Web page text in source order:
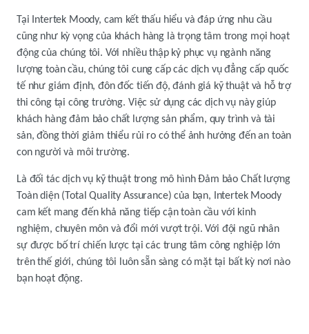
Tại Intertek Moody, cam kết thấu hiểu và đáp ứng nhu cầu
cũng như kỳ vọng của khách hàng là trọng tâm trong mọi hoạt
động của chúng tôi. Với nhiều thập kỷ phục vụ ngành năng
lượng toàn cầu, chúng tôi cung cấp các dịch vụ đẳng cấp quốc
tế như giám định, đôn đốc tiến độ, đánh giá kỹ thuật và hỗ trợ
thi công tại công trường. Việc sử dụng các dịch vụ này giúp
khách hàng đảm bảo chất lượng sản phẩm, quy trình và tài
sản, đồng thời giảm thiểu rủi ro có thể ảnh hưởng đến an toàn
con người và môi trường.
Là đối tác dịch vụ kỹ thuật trong mô hình Đảm bảo Chất lượng
Toàn diện (Total Quality Assurance) của bạn, Intertek Moody
cam kết mang đến khả năng tiếp cận toàn cầu với kinh
nghiệm, chuyên môn và đổi mới vượt trội. Với đội ngũ nhân
sự được bố trí chiến lược tại các trung tâm công nghiệp lớn
trên thế giới, chúng tôi luôn sẵn sàng có mặt tại bất kỳ nơi nào
bạn hoạt động.